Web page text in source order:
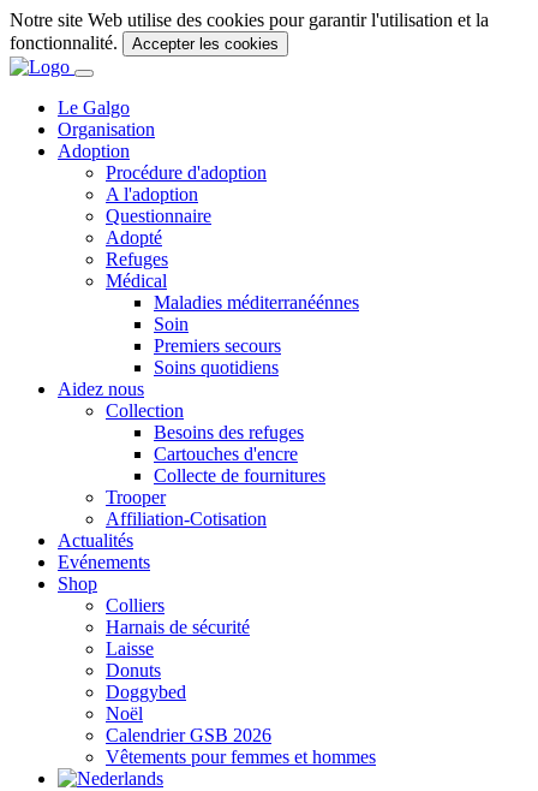
Notre site Web utilise des cookies pour garantir l'utilisation et la
fonctionnalité.
Accepter les cookies
Le Galgo
Organisation
Adoption
Procédure d'adoption
A l'adoption
Questionnaire
Adopté
Refuges
Médical
Maladies méditerranéénnes
Soin
Premiers secours
Soins quotidiens
Aidez nous
Collection
Besoins des refuges
Cartouches d'encre
Collecte de fournitures
Trooper
Affiliation-Cotisation
Actualités
Evénements
Shop
Colliers
Harnais de sécurité
Laisse
Donuts
Doggybed
Noël
Calendrier GSB 2026
Vêtements pour femmes et hommes